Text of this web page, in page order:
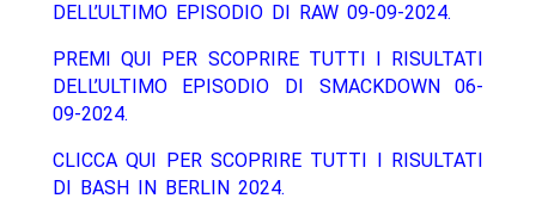
DELL’ULTIMO EPISODIO DI RAW 09-09-2024.
PREMI QUI PER SCOPRIRE TUTTI I RISULTATI
DELL’ULTIMO EPISODIO DI SMACKDOWN 06-
09-2024.
CLICCA QUI PER SCOPRIRE TUTTI I RISULTATI
DI BASH IN BERLIN 2024.